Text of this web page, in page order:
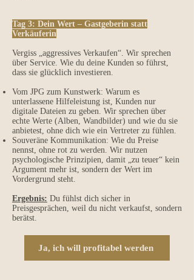
Tag 3: Dein Wert – Gastgeberin statt
Verkäuferin
Vergiss „aggressives Verkaufen“. Wir sprechen
über Service. Wie du deine Kunden so führst,
dass sie glücklich investieren.
Vom JPG zum Kunstwerk: Warum es
unterlassene Hilfeleistung ist, Kunden nur
digitale Dateien zu geben. Wir sprechen über
echte Werte (Alben, Wandbilder) und wie du sie
anbietest, ohne dich wie ein Vertreter zu fühlen.
Souveräne Kommunikation: Wie du Preise
nennst, ohne rot zu werden. Wir nutzen
psychologische Prinzipien, damit „zu teuer“ kein
Argument mehr ist, sondern der Wert im
Vordergrund steht.
Ergebnis: Du fühlst dich sicher in
Preisgesprächen, weil du nicht verkaufst, sondern
berätst.
Ja, ich will profitabel werden